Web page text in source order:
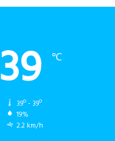
39 ℃
39º - 39º
19%
2.2 km/h